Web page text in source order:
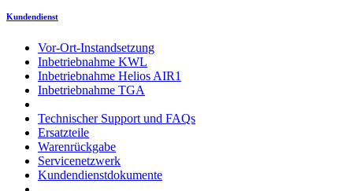
Kundendienst
Vor-Ort-Instandsetzung
Inbetriebnahme KWL
Inbetriebnahme Helios AIR1
Inbetriebnahme TGA
Technischer Support und FAQs
Ersatzteile
Warenrückgabe
Servicenetzwerk
Kundendienstdokumente